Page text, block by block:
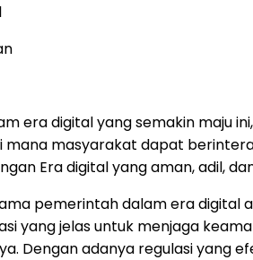
era digital yang semakin maju
mana masyarakat dapat
Era digital yang aman, adil,
pemerintah dalam era digital
yang jelas untuk menjaga
Dengan adanya regulasi yang